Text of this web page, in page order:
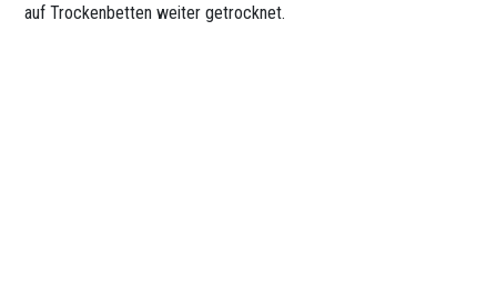
auf Trockenbetten weiter getrocknet.